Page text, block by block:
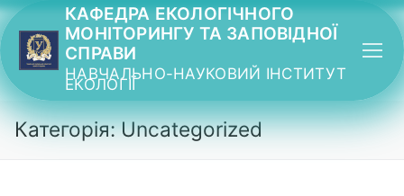
Перейти
до
вмісту
КАФЕДРА ЕКОЛОГІЧНОГО
МОНІТОРИНГУ ТА ЗАПОВІДНОЇ
СПРАВИ
НАВЧАЛЬНО-НАУКОВИЙ ІНСТИТУТ
ЕКОЛОГІЇ
Категорія: Uncategorized